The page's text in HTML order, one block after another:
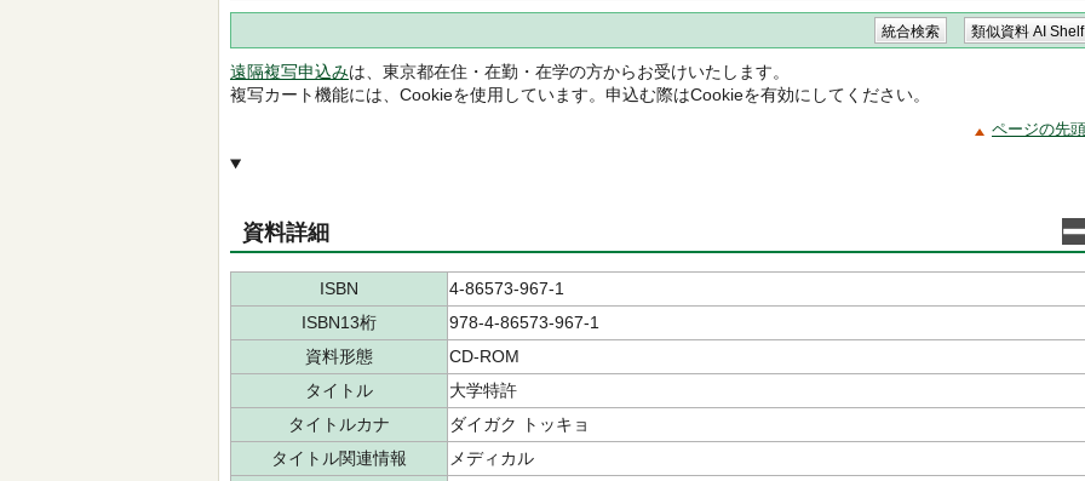
遠隔複写申込みは、東京都在住・在勤・在学の方からお受けいたします。
複写カート機能には、Cookieを使用しています。申込む際はCookieを有効にしてください。
ページの先
資料詳細
ISBN
4-86573-967-1
ISBN13桁
978-4-86573-967-1
資料形態
CD-ROM
タイトル
大学特許
タイトルカナ
ダイガク トッキョ
タイトル関連情報
メディカル